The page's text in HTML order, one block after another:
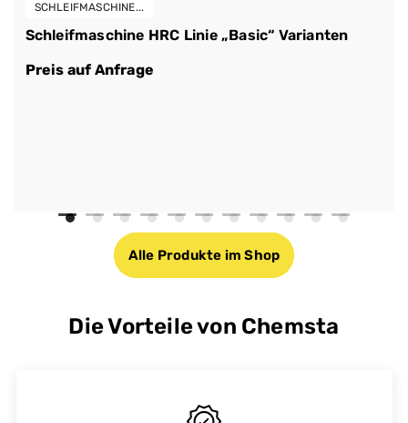
SCHLEIFMASCHINE...
Schleifmaschine HRC Linie „Basic“ Varianten
Preis auf Anfrage
Alle Produkte im Shop
Die Vorteile von Chemsta